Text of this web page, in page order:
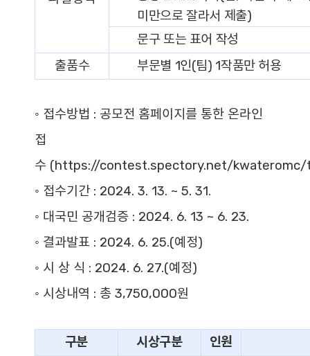
미만으로 잘라서 제출)
문구 또는 표어 작성
출품수
부문별 1인(팀) 1작품만 허용
◦ 접수방법 : 공모전 홈페이지를 통한 온라인
접
수 (https://contest.spectory.net/kwateromc/
◦ 접수기간 : 2024. 3. 13. ~ 5. 31.
◦ 대국민 공개검증 : 2024. 6. 13 ~ 6. 23.
◦ 결과발표 : 2024. 6. 25.(예정)
◦ 시 상 식 : 2024. 6. 27.(예정)
◦ 시상내역 : 총 3,750,000원
구분 시상구분 인원